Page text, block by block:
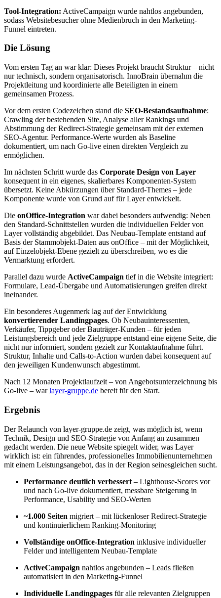
Tool-Integration: ActiveCampaign wurde nahtlos angebunden,
sodass Websitebesucher ohne Medienbruch in den Marketing-
Funnel eintreten.
Die Lösung
Vom ersten Tag an war klar: Dieses Projekt braucht Struktur – nicht
nur technisch, sondern organisatorisch. InnoBrain übernahm die
Projektleitung und koordinierte alle Beteiligten in einem
gemeinsamen Prozess.
Vor dem ersten Codezeichen stand die SEO-Bestandsaufnahme:
Crawling der bestehenden Site, Analyse aller Rankings und
Abstimmung der Redirect-Strategie gemeinsam mit der externen
SEO-Agentur. Performance-Werte wurden als Baseline
dokumentiert, um nach Go-live einen direkten Vergleich zu
ermöglichen.
Im nächsten Schritt wurde das Corporate Design von Layer
konsequent in ein eigenes, skalierbares Komponenten-System
übersetzt. Keine Abkürzungen über Standard-Themes – jede
Komponente wurde von Grund auf für Layer entwickelt.
Die onOffice-Integration war dabei besonders aufwendig: Neben
den Standard-Schnittstellen wurden die individuellen Felder von
Layer vollständig abgebildet. Das Neubau-Template entstand auf
Basis der Stammobjekt-Daten aus onOffice – mit der Möglichkeit,
auf Einzelobjekt-Ebene gezielt zu überschreiben, wo es die
Vermarktung erfordert.
Parallel dazu wurde ActiveCampaign tief in die Website integriert:
Formulare, Lead-Übergabe und Automatisierungen greifen direkt
ineinander.
Ein besonderes Augenmerk lag auf der Entwicklung
konvertierender Landingpages. Ob Neubauinteressenten,
Verkäufer, Tippgeber oder Bauträger-Kunden – für jeden
Leistungsbereich und jede Zielgruppe entstand eine eigene Seite, die
nicht nur informiert, sondern gezielt zur Kontaktaufnahme führt.
Struktur, Inhalte und Calls-to-Action wurden dabei konsequent auf
den jeweiligen Kundenwunsch abgestimmt.
Nach 12 Monaten Projektlaufzeit – von Angebotsunterzeichnung bis
Go-live – warlayer-gruppe.de bereit für den Start.
Ergebnis
Der Relaunch von layer-gruppe.de zeigt, was möglich ist, wenn
Technik, Design und SEO-Strategie von Anfang an zusammen
gedacht werden. Die neue Website spiegelt wider, was Layer
wirklich ist: ein führendes, professionelles Immobilienunternehmen
mit einem Leistungsangebot, das in der Region seinesgleichen sucht.
Performance deutlich verbessert – Lighthouse-Scores vor
und nach Go-live dokumentiert, messbare Steigerung in
Performance, Usability und SEO-Werten
~1.000 Seiten migriert – mit lückenloser Redirect-Strategie
und kontinuierlichem Ranking-Monitoring
Vollständige onOffice-Integration inklusive individueller
Felder und intelligentem Neubau-Template
ActiveCampaign nahtlos angebunden – Leads fließen
automatisiert in den Marketing-Funnel
Individuelle Landingpages für alle relevanten Zielgruppen